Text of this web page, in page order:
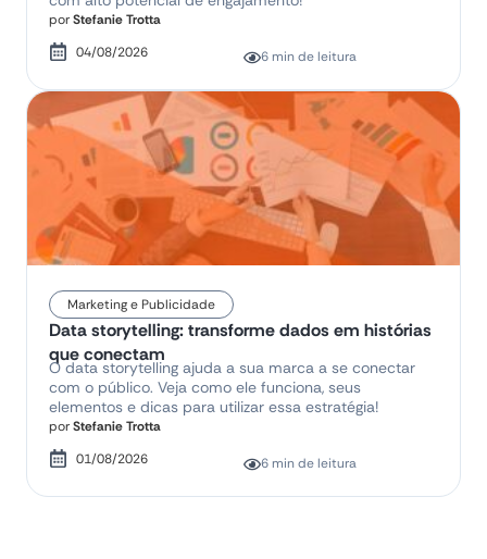
porStefanie Trotta
04/08/2026
6 min de leitura
Marketing e Publicidade
Data storytelling: transforme dados em histórias
que conectam
O data storytelling ajuda a sua marca a se conectar
com o público. Veja como ele funciona, seus
elementos e dicas para utilizar essa estratégia!
porStefanie Trotta
01/08/2026
6 min de leitura